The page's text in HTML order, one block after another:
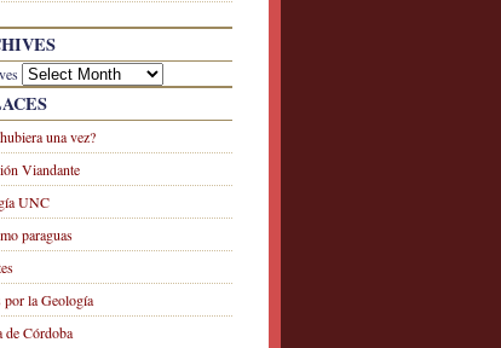
una vez?
Viandante
UNC
paraguas
por la Geología
de Córdoba